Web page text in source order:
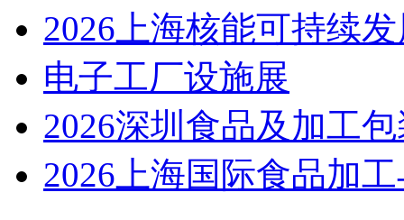
2026上海核能可持续
电子工厂设施展
2026深圳食品及加工
2026上海国际食品加